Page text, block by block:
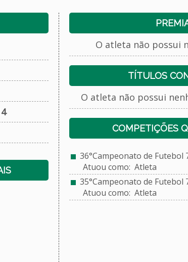
O atleta não possui
TÍTULOS
O atleta não possui
COMPETIÇÕES
36°Campeonato de Futebol
Atuou como: Atleta
35°Campeonato de Futebol
Atuou como: Atleta